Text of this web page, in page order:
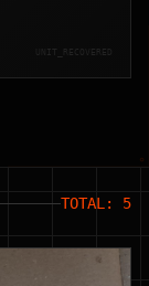
UNIT_RECOVERED
TOTAL: 5